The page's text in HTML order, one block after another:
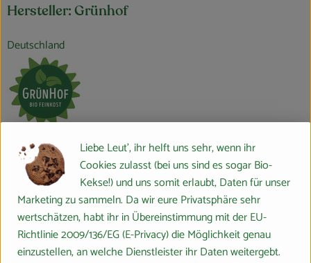
Hersteller: Grünhof
Deutschland
Popp Feinkost GmbH
D 24568 Kaltenkirchen
Die Marke Grünhof steht für genussvolle Bio-Feinkost und –
Convenience und vereint langjährige Feinkost-Erfahrung im Bio-
Bereich mit Qualität, Zuverlässigkeit, Lieferfähigkeit und
Sicherheit.
Liebe Leut', ihr helft uns sehr, wenn ihr
Cookies zulasst (bei uns sind es sogar Bio-
Kekse!) und uns somit erlaubt, Daten für unser
Marketing zu sammeln. Da wir eure Privatsphäre sehr
wertschätzen, habt ihr in Übereinstimmung mit der EU-
Richtlinie 2009/136/EG (E-Privacy) die Möglichkeit genau
einzustellen, an welche Dienstleister ihr Daten weitergebt.